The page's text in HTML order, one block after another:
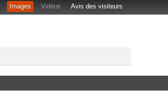
Images Vidéos Avis des visiteurs